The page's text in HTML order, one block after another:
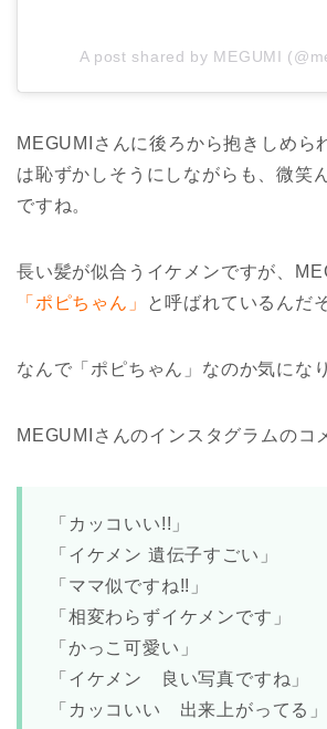
A post shared by MEGUMI
MEGUMIさんに後ろから抱きしめら
は恥ずかしそうにしながらも、微笑
ですね。
長い髪が似合うイケメンですが、
「ポピちゃん」
と呼ばれているんだ
なんで「ポピちゃん」なのか気にな
MEGUMIさんのインスタグラムのコ
「カッコいい!!」
「イケメン 遺伝子すごい」
「ママ似ですね!!」
「相変わらずイケメンです」
「かっこ可愛い」
「イケメン 良い写真ですね」
「カッコいい 出来上がってる」